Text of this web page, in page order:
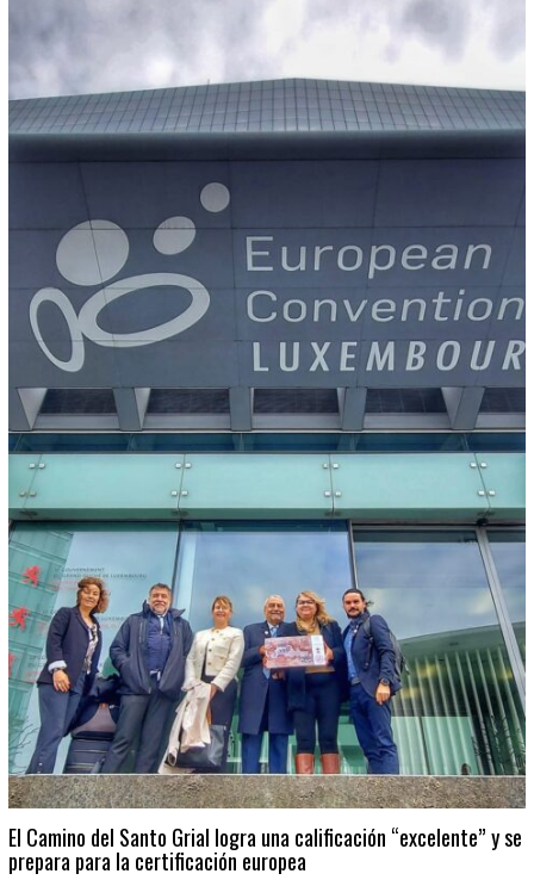
El Camino del Santo Grial logra una calificación “excelente” y se
prepara para la certificación europea